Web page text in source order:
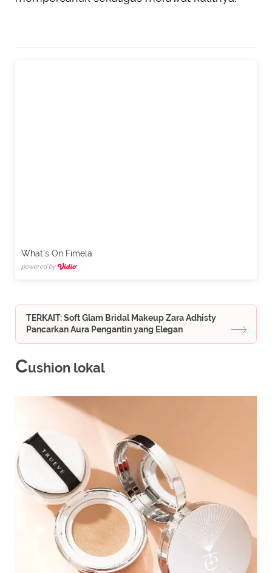
What's On Fimela
powered by
TERKAIT: Soft Glam Bridal Makeup Zara Adhisty
Pancarkan Aura Pengantin yang Elegan
Cushion lokal